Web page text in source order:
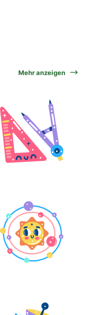
Mehr anzeigen